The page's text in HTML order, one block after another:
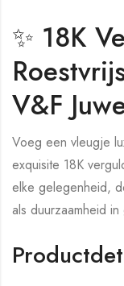
✨ 18K
V&F
Voeg een vleugje
exquisite 18K
elke gelegenheid,
als duurzaamheid